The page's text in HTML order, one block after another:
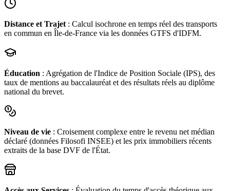
Distance et Trajet : Calcul isochrone en temps réel des transports
en commun en Île-de-France via les données GTFS d'IDFM.
Éducation : Agrégation de l'Indice de Position Sociale (IPS), des
taux de mentions au baccalauréat et des résultats réels au diplôme
national du brevet.
Niveau de vie : Croisement complexe entre le revenu net médian
déclaré (données Filosofi INSEE) et les prix immobiliers récents
extraits de la base DVF de l'État.